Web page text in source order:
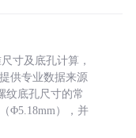
寸及底孔计算，
供专业数据来源
纹底孔尺寸的常
Φ5.18mm），并